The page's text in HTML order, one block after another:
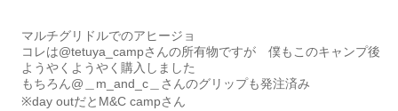
マルチグリドルでのアヒージョ
コレは@tetuya_campさんの所有物ですが 僕もこのキャンプ後
ようやくようやく購入しました
もちろん@＿m_and_c＿さんのグリップも発注済み
※day outだとM&C campさん